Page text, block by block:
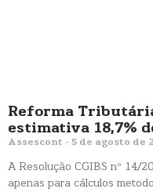
Reforma
estimativa 18,7%
Assescont 5 de agosto de
A Resolução CGIBS nº 14/
apenas para cálculos